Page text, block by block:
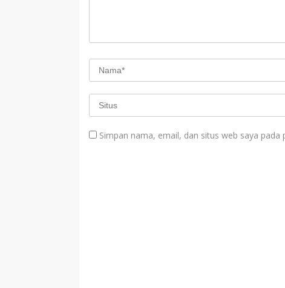
Simpan nama, email, dan situs web saya